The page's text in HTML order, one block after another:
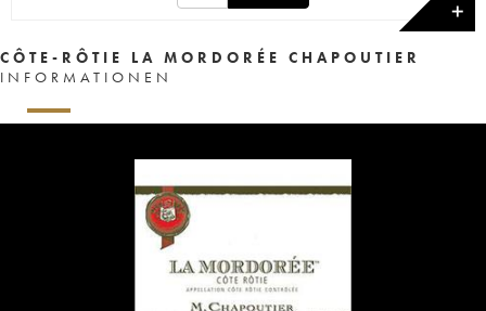
✕
CÔTE-RÔTIE LA MORDORÉE CHAPOUTIER
INFORMATIONEN